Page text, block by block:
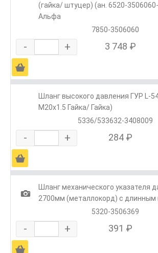
(гайка/ штуцер) (ан. 6520-
Альфа
7850-3506060
- + 3 748 ₽
Ä
Шланг высокого давления ГУР L-
М20х1.5 Гайка/ Гайка)
5336/533632-3408009
- + 284 ₽
Ä
1
Шланг механического указателя
2700мм (металлокорд) с
5320-3506369
- + 391 ₽
Ä